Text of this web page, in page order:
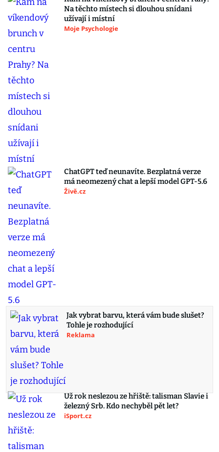
Na těchto místech si dlouhou snídani
užívají i místní
Moje Psychologie
ChatGPT teď neunavíte. Bezplatná verze
má neomezený chat a lepší model GPT-5.6
Živě.cz
Jak vybrat barvu, která vám bude slušet?
Tohle je rozhodující
Reklama
Už rok neslezou ze hřiště: talisman Slavie i
železný Srb. Kdo nechyběl pět let?
iSport.cz